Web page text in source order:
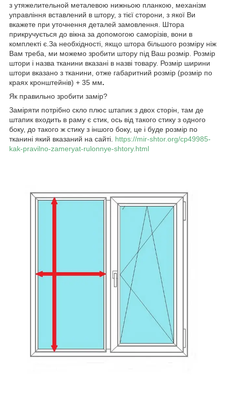
з утяжелительной металевою нижньою планкою, механізм
управління вставлений в штору, з тієї сторони, з якої Ви
вкажете при уточнення деталей замовлення. Штора
прикручується до вікна за допомогою саморізів, вони в
комплекті є.За необхідності, якщо штора більшого розміру ніж
Вам треба, ми можемо зробити штору під Ваш розмір. Розмір
штори і назва тканини вказані в назві товару. Розмір ширини
штори вказано з тканини, отже габаритний розмір (розмір по
краях кронштейнів) + 35 мм.
Як правильно зробити замір?
Заміряти потрібно скло плюс штапик з двох сторін, там де
штапик входить в раму є стик, ось від такого стику з одного
боку, до такого ж стику з іншого боку, це і буде розмір по
тканині який вказаний на сайті. https://mir-shtor.org/cp49985-
kak-pravilno-zameryat-rulonnye-shtory.html